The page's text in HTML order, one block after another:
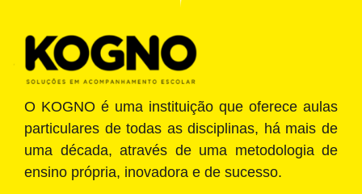
O KOGNO é uma instituição que oferece aulas
particulares de todas as disciplinas, há mais de
uma década, através de uma metodologia de
ensino própria, inovadora e de sucesso.